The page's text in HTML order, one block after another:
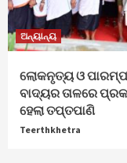
ଅନ୍ୟାନ୍ୟ
ଲୋକନୃତ୍ୟ ଓ
ବାଦ୍ୟର ତାଳରେ
ହେଲା ତପ୍ତପାଣି
Teerthkhetra